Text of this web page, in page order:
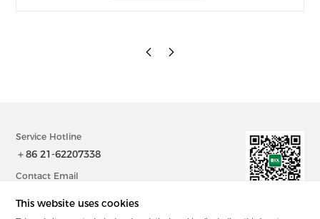
Service Hotline
＋86 21-62207338
Contact Email
This website uses cookies